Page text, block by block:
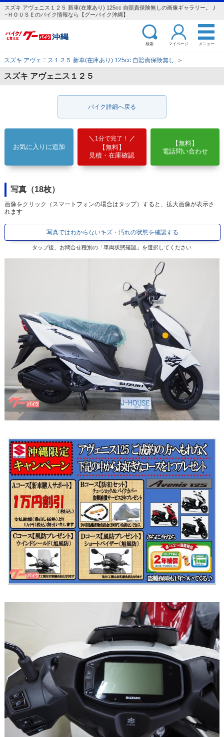
スズキ アヴェニス１２５ 新車(在庫あり) 125cc 自賠責保険無しの画像ギャラリー。Ｊ
−ＨＯＵＳＥのバイク情報なら【グーバイク沖縄】
検索 マイページ メニュー
スズキ アヴェニス１２５ 新車(在庫あり) 125cc 自賠責保険無し ＞
スズキ アヴェニス１２５
バイク詳細へ戻る
お気に入りに追加
1分で完了！
【無料】
見積・在庫確認
【無料】
電話問い合わせ
写真（18枚）
画像をクリック（スマートフォンの場合はタップ）すると、拡大画像が表示さ
れます
写真ではわからないキズ・汚れの状態を確認する
タップ後、お問合せ種別の「車両状態確認」を選択してください